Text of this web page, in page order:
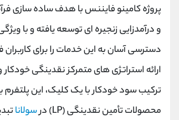
پروژه کامینو فایننس با هدف ساده سازی
و درآمدزایی زنجیره ای توسعه یافته و با
دسترسی آسان به این خدمات را برای
ارائه استراتژی ‌های متمرکز نقدینگی
ترکیب سود خودکار با یک کلیک، این پلتفرم
محصولات تأمین نقدینگی (LP) در
سولانا